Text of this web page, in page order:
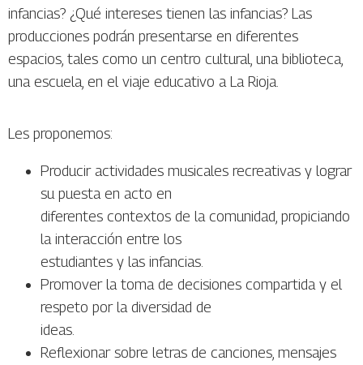
infancias? ¿Qué intereses tienen las infancias? Las
producciones podrán presentarse en diferentes
espacios, tales como un centro cultural, una biblioteca,
una escuela, en el viaje educativo a La Rioja.
Les proponemos:
Producir actividades musicales recreativas y lograr
su puesta en acto en
diferentes contextos de la comunidad, propiciando
la interacción entre los
estudiantes y las infancias.
Promover la toma de decisiones compartida y el
respeto por la diversidad de
ideas.
Reflexionar sobre letras de canciones, mensajes